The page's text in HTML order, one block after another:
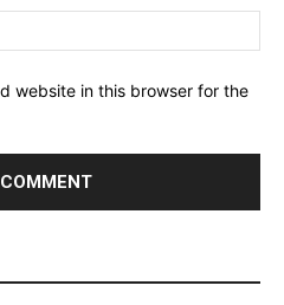
website in this browser for the